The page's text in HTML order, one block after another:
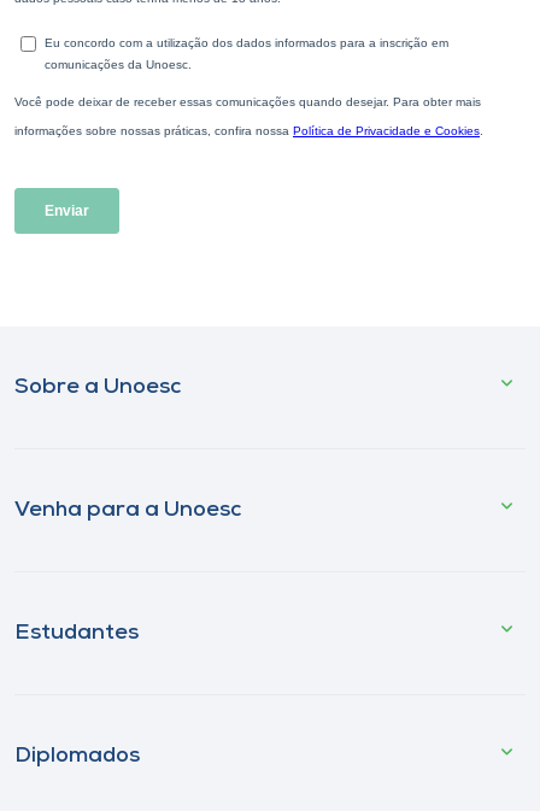
Sobre a Unoesc
Venha para a Unoesc
Estudantes
Diplomados